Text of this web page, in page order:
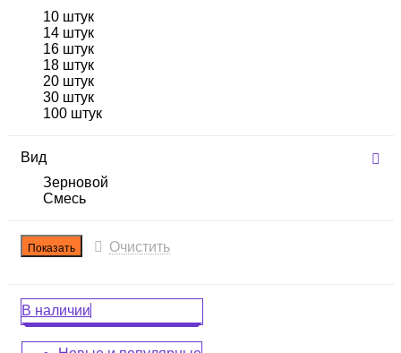
10 штук
14 штук
16 штук
18 штук
20 штук
30 штук
100 штук
Вид
Зерновой
Смесь
Очистить
В наличии